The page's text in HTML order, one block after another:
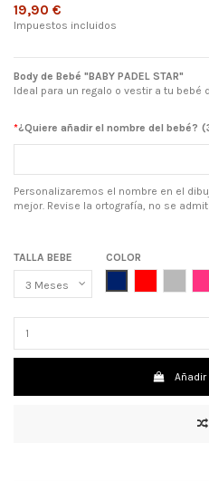
19,90 €
Impuestos incluidos
Body de Bebé "BABY PADEL STAR"
Ideal para un regalo o vestir a tu bebé
*¿Quiere añadir el nombre del bebé? (
Personalizaremos el nombre en el
mejor. Revise la ortografía, no se
TALLA BEBE
COLOR